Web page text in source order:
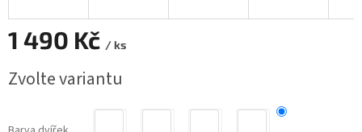
1 490 Kč / ks
cena:
Zvolte variantu